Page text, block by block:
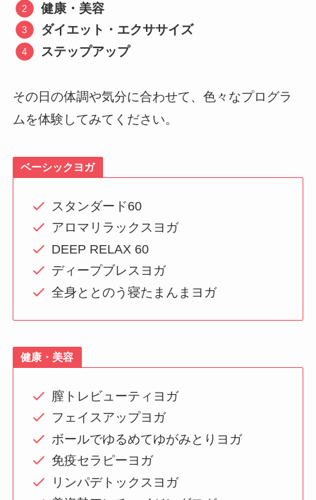
健康・美容
ダイエット・エクササイズ
ステップアップ
その日の体調や気分に合わせて、色々なプログラ
ムを体験してみてください。
ベーシックヨガ
スタンダード60
アロマリラックスヨガ
DEEP RELAX 60
ディープブレスヨガ
全身ととのう寝たまんまヨガ
健康・美容
膣トレビューティヨガ
フェイスアップヨガ
ボールでゆるめてゆがみとりヨガ
免疫セラピーヨガ
リンパデトックスヨガ